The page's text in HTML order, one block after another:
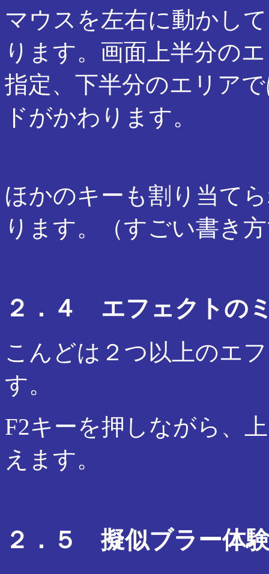
マウスを左右に動かし
ります。画面上半分の
指定、下半分のエリア
ドがかわります。
ほかのキーも割り当て
ります。（すごい書き
２．４ エフェクトの
こんどは２つ以上のエ
す。
F2キーを押しながら、
えます。
２．５ 擬似ブラー体